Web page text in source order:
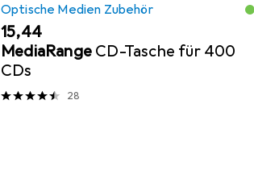
Optische Medien Zubehör
EUR
15,44
MediaRange CD-Tasche für 400
CDs
28